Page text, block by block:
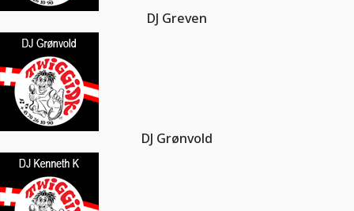
DJ Greven
DJ Grønvold